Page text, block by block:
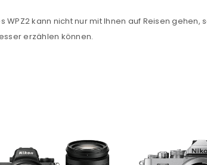
Ja, ich möchte
WPZ2 kann nicht nur mit Ihnen auf Reisen
erzählen können.